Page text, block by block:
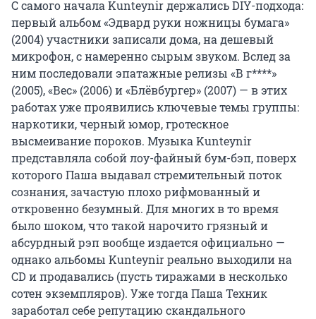
С самого начала Kunteynir держались DIY-подхода:
первый альбом «Эдвард руки ножницы бумага»
(2004) участники записали дома, на дешевый
микрофон, с намеренно сырым звуком. Вслед за
ним последовали эпатажные релизы «В г****»
(2005), «Вес» (2006) и «Блёвбургер» (2007) — в этих
работах уже проявились ключевые темы группы:
наркотики, черный юмор, гротескное
высмеивание пороков. Музыка Kunteynir
представляла собой лоу-файный бум-бэп, поверх
которого Паша выдавал стремительный поток
сознания, зачастую плохо рифмованный и
откровенно безумный. Для многих в то время
было шоком, что такой нарочито грязный и
абсурдный рэп вообще издается официально —
однако альбомы Kunteynir реально выходили на
CD и продавались (пусть тиражами в несколько
сотен экземпляров). Уже тогда Паша Техник
заработал себе репутацию скандального